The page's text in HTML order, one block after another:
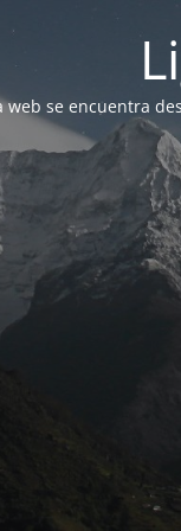
web se encuentra